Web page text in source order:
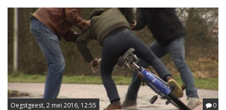
Oegstgeest, 2 mei 2016, 12:55 0